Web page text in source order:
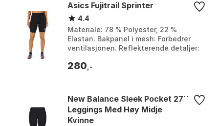
Asics Fujitrail Sprinter
4.4
Materiale: 78 % Polyester, 22 %
Elastan. Bakpanel i mesh: Forbedrer
ventilasjonen. Reflekterende detaljer:
Hurtigtørkende stoff: Hold...
280 ,-
New Balance Sleek Pocket 27´´
Leggings Med Høy Midje
Kvinne